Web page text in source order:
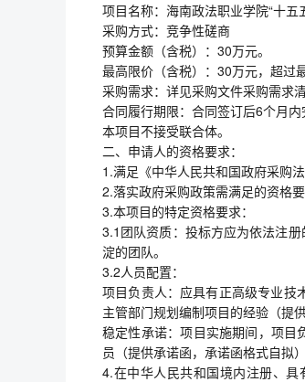
项目名称：海南政法职业学院“十
采购方式：竞争性磋商
预算金额（含税）：30万元。
最高限价（含税）：30万元，超过
采购需求：详见采购文件采购需求
合同履行期限：合同签订后6个月内
本项目不接受联合体。
二、申请人的资格要求：
1.满足《中华人民共和国政府采购
2.落实政府采购政策需满足的资格
3.本项目的特定资格要求：
3.1团队资质：投标方应为依法注
淀的团队。
3.2人员配置：
项目负责人：应具有正高级专业技
主管部门规划编制项目的经验（提
稳定性承诺：项目实施期间，项目
员（提供承诺函，承诺函格式自拟）
4.在中华人民共和国境内注册、